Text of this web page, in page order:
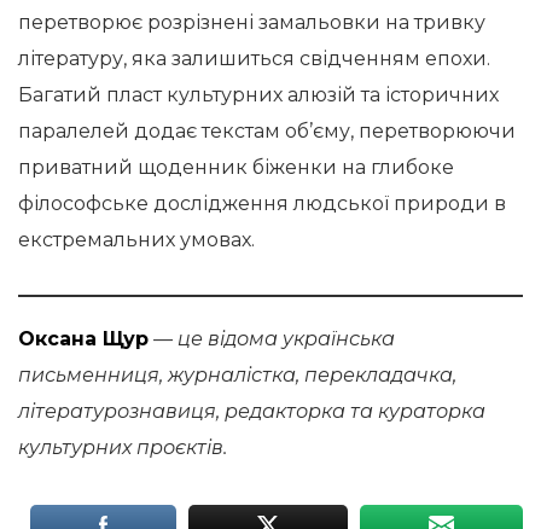
перетворює розрізнені замальовки на тривку
літературу, яка залишиться свідченням епохи.
Багатий пласт культурних алюзій та історичних
паралелей додає текстам об’єму, перетворюючи
приватний щоденник біженки на глибоке
філософське дослідження людської природи в
екстремальних умовах.
Оксана Щур — це відома українська
письменниця, журналістка, перекладачка,
літературознавиця, редакторка та кураторка
культурних проєктів.